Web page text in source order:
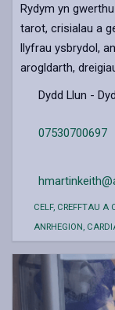
Rydym yn
tarot, crisialau a
llyfrau ysbrydol,
arogldarth,
Dydd Llun -
07530700697
CELF, CREFFTAU A
ANRHEGION,